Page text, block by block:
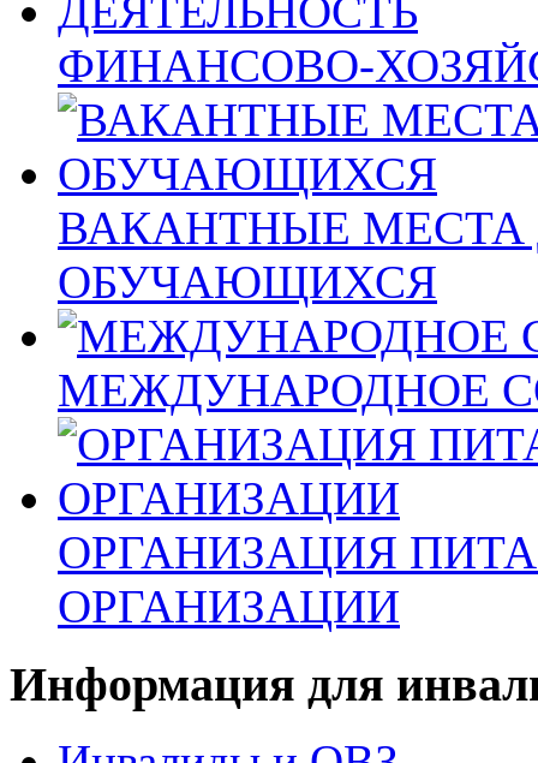
ФИНАНСОВО-
ВАКАНТНЫЕ МЕСТА
ОБУЧАЮЩИХСЯ
МЕЖДУНАРОДНОЕ
ОРГАНИЗАЦИЯ
ОРГАНИЗАЦИИ
Информация для